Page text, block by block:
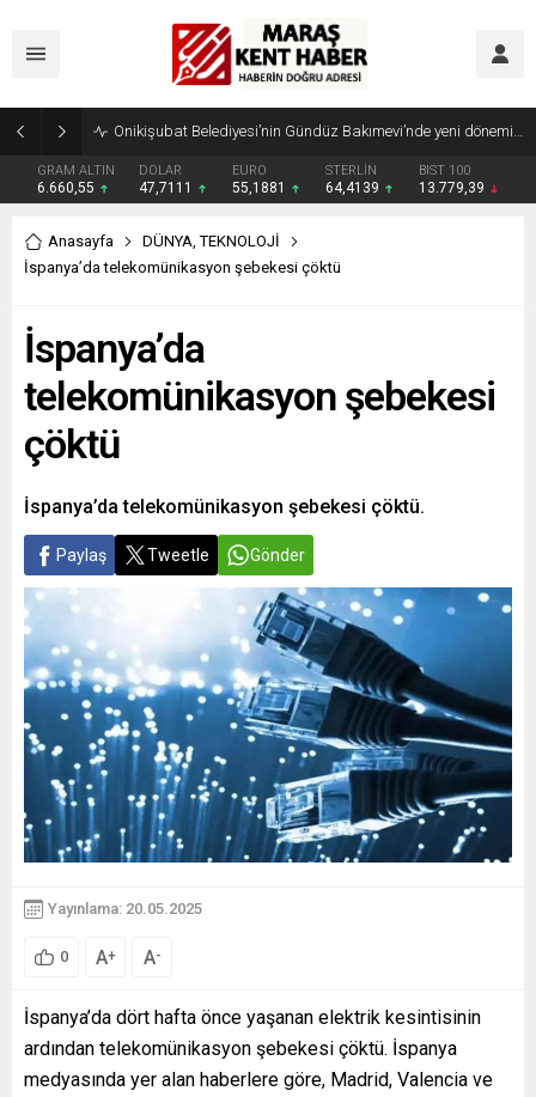
Geleneksel Ağustos Fuarı’nda Madrigal Coşkusu
GRAM ALTIN
6.660,55
DOLAR
47,7111
EURO
55,1881
STERLİN
64,4139
BIST 100
13.779,39
Anasayfa DÜNYA,TEKNOLOJİ
İspanya’da telekomünikasyon şebekesi çöktü
İspanya’da
telekomünikasyon şebekesi
çöktü
İspanya’da telekomünikasyon şebekesi çöktü.
Paylaş Tweetle Gönder
Yayınlama: 20.05.2025
0 A+ A-
İspanya’da dört hafta önce yaşanan elektrik kesintisinin
ardından telekomünikasyon şebekesi çöktü. İspanya
medyasında yer alan haberlere göre, Madrid, Valencia ve